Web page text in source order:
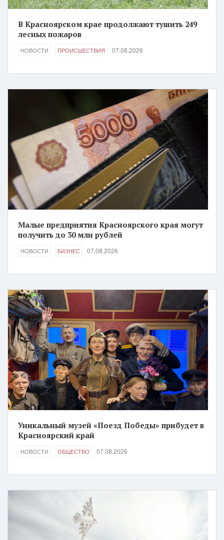
В Красноярском крае продолжают тушить 249
лесных пожаров
НОВОСТИ ПРОИСШЕСТВИЯ 07.08.2026
Малые предприятия Красноярского края могут
получить до 30 млн рублей
НОВОСТИ БИЗНЕС 07.08.2026
Уникальный музей «Поезд Победы» прибудет в
Красноярский край
НОВОСТИ ОБЩЕСТВО 07.08.2026